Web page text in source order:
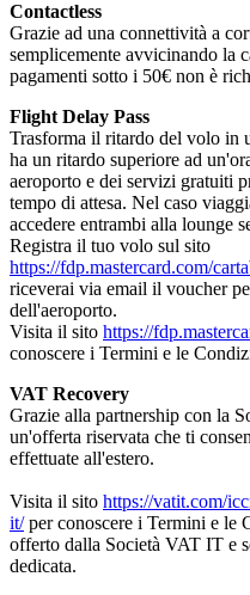
Contactless
Grazie ad una connettività a
semplicemente avvicinando la
pagamenti sotto i 50€ non è
Flight Delay Pass
Trasforma il ritardo del volo in
ha un ritardo superiore ad
aeroporto e dei servizi gratuiti
tempo di attesa. Nel caso
accedere entrambi alla lounge
Registra il tuo volo sul sito
https://fdp.mastercard.com/
riceverai via email il voucher
dell'aeroporto.
Visita il sito https://
conoscere i Termini e le
VAT Recovery
Grazie alla partnership con la
un'offerta riservata che ti
effettuate all'estero.
Visita il sito https://vatit.com/
it/per conoscere i Termini e le
offerto dalla Società VAT IT e
dedicata.